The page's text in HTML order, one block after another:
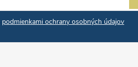
podmienkami ochrany osobných údajov